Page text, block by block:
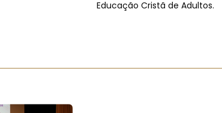
Educação Cristã de Adultos.